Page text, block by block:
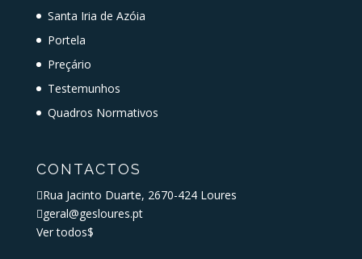
Santa Iria de Azóia
Portela
Preçário
Testemunhos
Quadros Normativos
CONTACTOS
Rua Jacinto Duarte, 2670-424 Loures
geral@gesloures.pt
Ver todos$